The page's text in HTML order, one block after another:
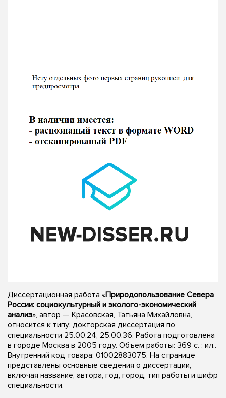
Диссертационная работа «Природопользование Севера
России: социокультурный и эколого-экономический
анализ», автор — Красовская, Татьяна Михайловна,
относится к типу: докторская диссертация по
специальности 25.00.24, 25.00.36. Работа подготовлена
в городе Москва в 2005 году. Объем работы: 369 с. : ил..
Внутренний код товара: 01002883075. На странице
представлены основные сведения о диссертации,
включая название, автора, год, город, тип работы и шифр
специальности.